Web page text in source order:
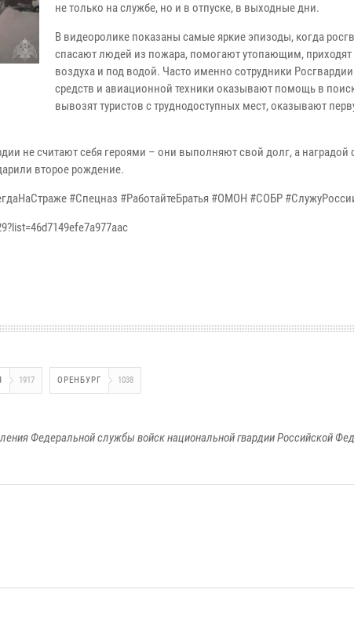
не только на службе, но и в отпуске, в выходные дни.
В видеоролике показаны самые яркие эпизоды, когда
спасают людей из пожара, помогают утопающим,
воздуха и под водой. Часто именно сотрудники
средств и авиационной техники оказывают помощь в
вывозят туристов с труднодоступных мест, оказывают
не считают себя героями – они выполняют свой долг, а наградой
второе рождение.
#Спецназ #РаботайтеБратья #ОМОН #СОБР
1917 ОРЕНБУРГ 1038
Федеральной службы войск национальной гвардии Российской